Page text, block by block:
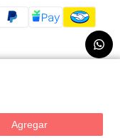
Agregar